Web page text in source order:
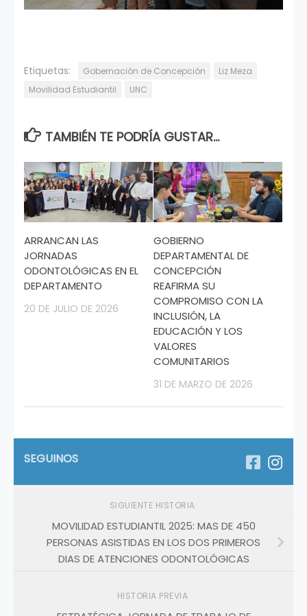
Etiquetas: Gobernación de Concepción
Liz Meza
Movilidad Estudiantil
UNC
TAMBIÉN TE PODRÍA GUSTAR...
ARRANCAN LAS
JORNADAS
ODONTOLÓGICAS EN EL
DEPARTAMENTO
20 DE JULIO DE 2026
GOBIERNO
DEPARTAMENTAL DE
CONCEPCIÓN
REAFIRMA SU
COMPROMISO CON LA
INCLUSIÓN, LA
EDUCACIÓN Y LOS
VALORES
COMUNITARIOS
31 DE MARZO DE 2026
SEGUINOS
SIGUIENTE HISTORIA
MOVILIDAD ESTUDIANTIL 2025: MAS DE 450
PERSONAS ASISTIDAS EN LOS DOS PRIMEROS
DIAS DE ATENCIONES ODONTOLÓGICAS
HISTORIA PREVIA